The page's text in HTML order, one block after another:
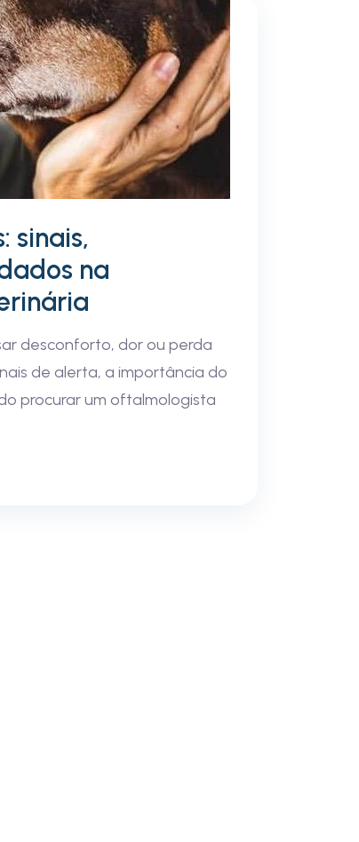
sinais,
na
desconforto, dor ou perda
de alerta, a importância do
procurar um oftalmologista